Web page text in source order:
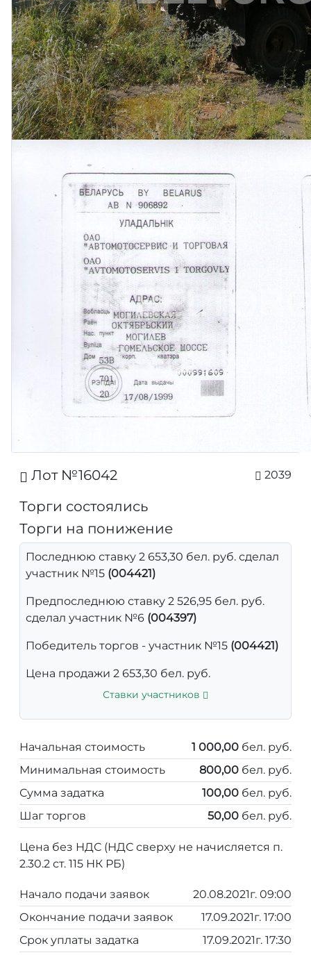
Лот №16042 2039
Торги состоялись
Торги на понижение
Последнюю ставку 2 653,30 бел. руб. сделал
участник №15 (004421)
Предпоследнюю ставку 2 526,95 бел. руб.
сделал участник №6 (004397)
Победитель торгов - участник №15 (004421)
Цена продажи 2 653,30 бел. руб.
Ставки участников
Начальная стоимость 1 000,00 бел. руб.
Минимальная стоимость
800,00 бел. руб.
Сумма задатка
100,00 бел. руб.
Шаг торгов
50,00 бел. руб.
Цена без НДС (НДС сверху не начисляется п.
2.30.2 ст. 115 НК РБ)
Начало подачи заявок
20.08.2021г. 09:00
Окончание подачи заявок
17.09.2021г. 17:00
Срок уплаты задатка
17.09.2021г. 17:30